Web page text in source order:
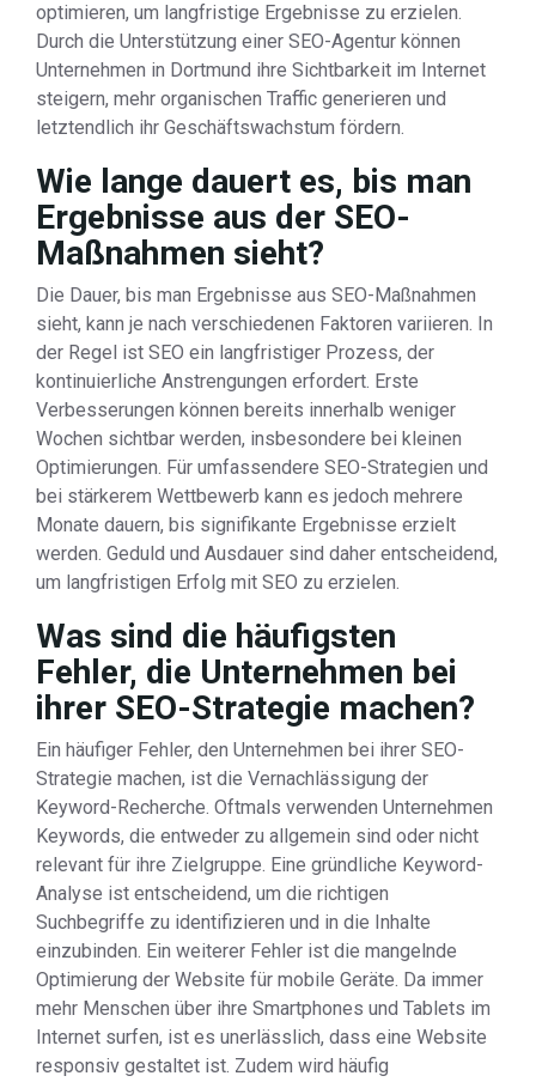
optimieren, um langfristige Ergebnisse zu erzielen.
Durch die Unterstützung einer SEO-Agentur können
Unternehmen in Dortmund ihre Sichtbarkeit im Internet
steigern, mehr organischen Traffic generieren und
letztendlich ihr Geschäftswachstum fördern.
Wie lange dauert es, bis man
Ergebnisse aus der SEO-
Maßnahmen sieht?
Die Dauer, bis man Ergebnisse aus SEO-Maßnahmen
sieht, kann je nach verschiedenen Faktoren variieren. In
der Regel ist SEO ein langfristiger Prozess, der
kontinuierliche Anstrengungen erfordert. Erste
Verbesserungen können bereits innerhalb weniger
Wochen sichtbar werden, insbesondere bei kleinen
Optimierungen. Für umfassendere SEO-Strategien und
bei stärkerem Wettbewerb kann es jedoch mehrere
Monate dauern, bis signifikante Ergebnisse erzielt
werden. Geduld und Ausdauer sind daher entscheidend,
um langfristigen Erfolg mit SEO zu erzielen.
Was sind die häufigsten
Fehler, die Unternehmen bei
ihrer SEO-Strategie machen?
Ein häufiger Fehler, den Unternehmen bei ihrer SEO-
Strategie machen, ist die Vernachlässigung der
Keyword-Recherche. Oftmals verwenden Unternehmen
Keywords, die entweder zu allgemein sind oder nicht
relevant für ihre Zielgruppe. Eine gründliche Keyword-
Analyse ist entscheidend, um die richtigen
Suchbegriffe zu identifizieren und in die Inhalte
einzubinden. Ein weiterer Fehler ist die mangelnde
Optimierung der Website für mobile Geräte. Da immer
mehr Menschen über ihre Smartphones und Tablets im
Internet surfen, ist es unerlässlich, dass eine Website
responsiv gestaltet ist. Zudem wird häufig